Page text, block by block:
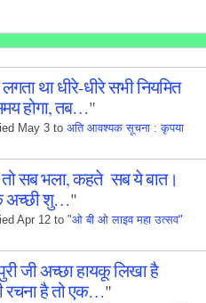
था धीरे-धीरे सभी नियमित
होगा, तब…"
May 3 to अति आवश्यक सूचना : कृपया
तो सब भला, कहते सब ये बात।
अच्छी शु…"
Apr 12 to "ओ बी ओ लाइव महा उत्सव"
जी अच्छा हायकू लिखा है
रचना है तो एक…"